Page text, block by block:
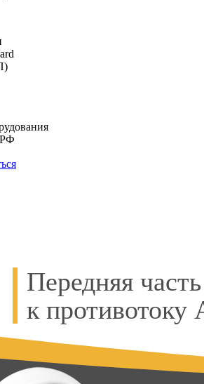
РФ
Передняя
к противотоку